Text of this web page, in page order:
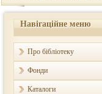
Навігаційне меню
Про бібліотеку
Фонди
Каталоги